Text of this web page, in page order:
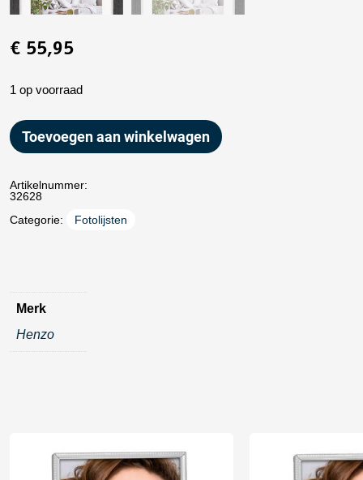
€ 55,95
1 op voorraad
Toevoegen aan winkelwagen
Artikelnummer:
32628
Categorie:
Fotolijsten
Merk
Henzo